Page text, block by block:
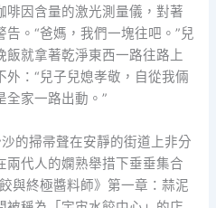
啡因含量的激光測量儀，對著
。“爸媽，我們一塊往吧。”兒
就拿著乾淨東西一路往路上
：“兒子兒媳孝敬，自從我倆
全家一路出動。”
的掃帚聲在安靜的街道上非分
兩代人的嫻熟舉措下垂垂集合
與終極醬料師》第一章：蒜泥